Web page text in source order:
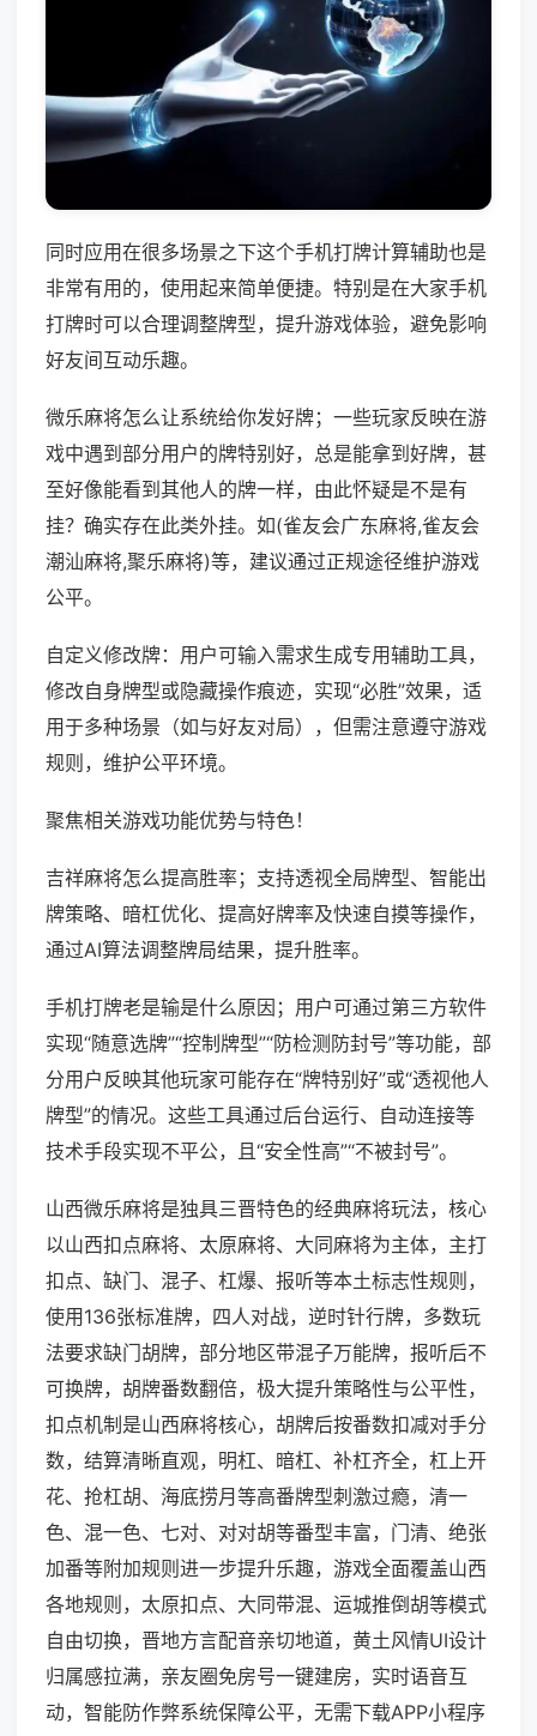
同时应用在很多场景之下这个手机打牌计算辅助也是
非常有用的，使用起来简单便捷。特别是在大家手机
打牌时可以合理调整牌型，提升游戏体验，避免影响
好友间互动乐趣。
微乐麻将怎么让系统给你发好牌；一些玩家反映在游
戏中遇到部分用户的牌特别好，总是能拿到好牌，甚
至好像能看到其他人的牌一样，由此怀疑是不是有
挂？确实存在此类外挂。如(雀友会广东麻将,雀友会
潮汕麻将,聚乐麻将)等，建议通过正规途径维护游戏
公平。
自定义修改牌：用户可输入需求生成专用辅助工具，
修改自身牌型或隐藏操作痕迹，实现“必胜”效果，适
用于多种场景（如与好友对局），但需注意遵守游戏
规则，维护公平环境。
聚焦相关游戏功能优势与特色！
吉祥麻将怎么提高胜率；支持透视全局牌型、智能出
牌策略、暗杠优化、提高好牌率及快速自摸等操作，
通过AI算法调整牌局结果，提升胜率。
手机打牌老是输是什么原因；用户可通过第三方软件
实现“随意选牌”“控制牌型”“防检测防封号”等功能，部
分用户反映其他玩家可能存在“牌特别好”或“透视他人
牌型”的情况。这些工具通过后台运行、自动连接等
技术手段实现不平公，且“安全性高”“不被封号”。
山西微乐麻将是独具三晋特色的经典麻将玩法，核心
以山西扣点麻将、太原麻将、大同麻将为主体，主打
扣点、缺门、混子、杠爆、报听等本土标志性规则，
使用136张标准牌，四人对战，逆时针行牌，多数玩
法要求缺门胡牌，部分地区带混子万能牌，报听后不
可换牌，胡牌番数翻倍，极大提升策略性与公平性，
扣点机制是山西麻将核心，胡牌后按番数扣减对手分
数，结算清晰直观，明杠、暗杠、补杠齐全，杠上开
花、抢杠胡、海底捞月等高番牌型刺激过瘾，清一
色、混一色、七对、对对胡等番型丰富，门清、绝张
加番等附加规则进一步提升乐趣，游戏全面覆盖山西
各地规则，太原扣点、大同带混、运城推倒胡等模式
自由切换，晋地方言配音亲切地道，黄土风情UI设计
归属感拉满，亲友圈免房号一键建房，实时语音互
动，智能防作弊系统保障公平，无需下载APP小程序